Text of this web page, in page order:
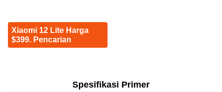
Xiaomi 12 Lite Harga
$399. Pencarian
Spesifikasi Primer